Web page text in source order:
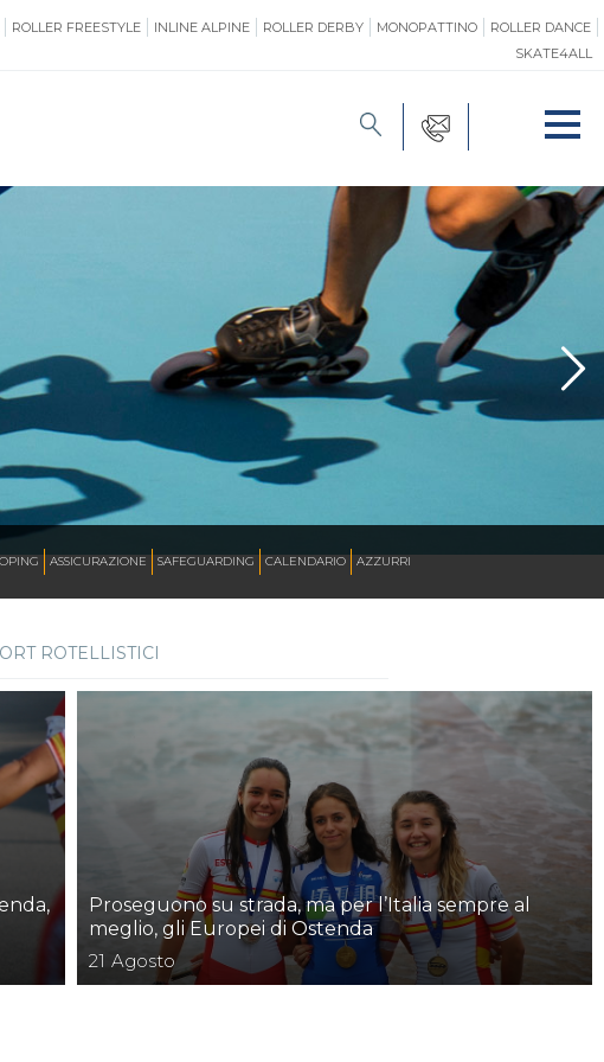
ROLLER FREESTYLE INLINE ALPINE ROLLER DERBY MONOPATTINO
ROLLER DANCE
SKATE4ALL
ASSICURAZIONE SAFEGUARDING CALENDARIO AZZURRI
ROTELLISTICI
Proseguono su strada, ma per l’Italia sempre al
meglio, gli Europei di Ostenda
21 Agosto
FORMAZIONE
PROMOZIONE
SAFEGUARDING
HOCKEY PISTA
SKATEBOARDING
INLINE ALPINE